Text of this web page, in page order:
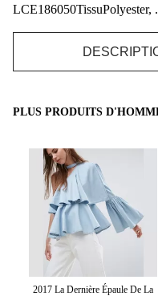
LCE186050TissuPolyester,
PLUS PRODUITS
2017 La Dernière Épaule De La